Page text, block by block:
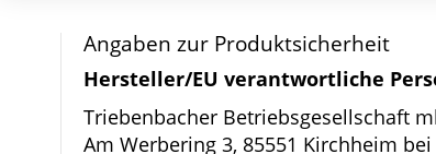
Bildergalerie
springen
Angaben zur Produktsicherheit
Hersteller/EU verantwortliche
Triebenbacher Betriebsgesellschaft
Am Werbering 3, 85551 Kirchheim bei